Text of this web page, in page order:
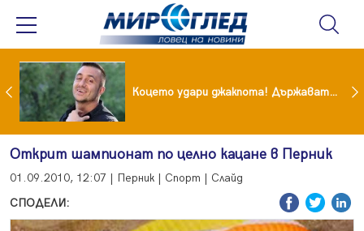
Тишина преди бурята! Защо Саня Армутлиева продължава да мълчи за раздялата с Дара? Коцето удари джакпота! Държавата му плаща 95 000 евро
Открит шампионат по целно кацане в Перник
01.09.2010, 12:07 | Перник | Спорт | Слайд
СПОДЕЛИ: